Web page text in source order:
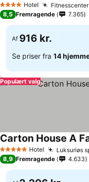
4 StjernerHotel
8,5 Fremragende 7.365
Af 916 kr.
Se priser fra 14
Populært valg
5 Stjerner Hotel Luksuriøs
Carton House A
8,9 Fremragende 4.633